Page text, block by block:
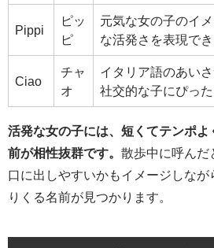
Pippi
ピッ
ピ
元気な女の子のイ
な活発さを表現でき
Ciao
チャ
オ
イタリア語のあい
社交的な子にぴった
活発な女の子には、短くてテンポよ
前が相性抜群です。 散歩中に呼んだ
口に出しやすいかもイメージしなが
りくる名前が見つかります。